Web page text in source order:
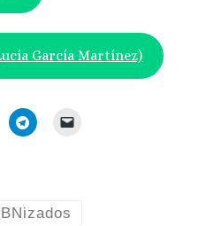
García Martínez)